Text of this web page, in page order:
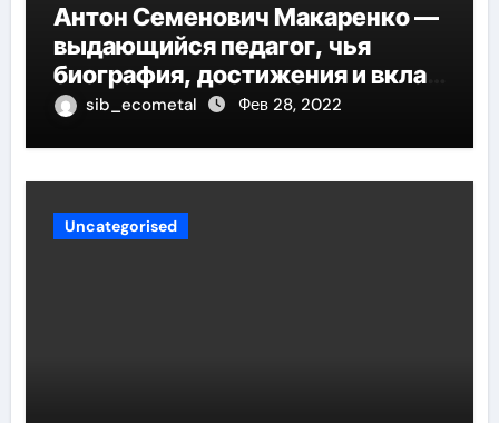
Антон Семенович Макаренко —
выдающийся педагог, чья
биография, достижения и вклад
в педагогику оказывают
sib_ecometal Фев 28, 2022
Uncategorised